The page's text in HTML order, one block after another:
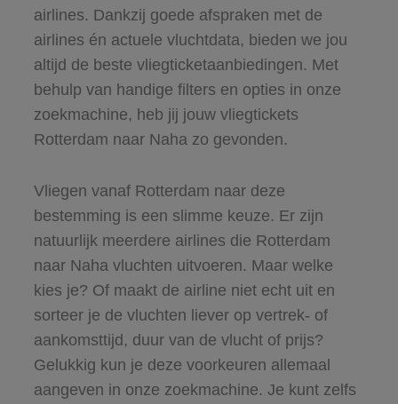
airlines. Dankzij goede afspraken met de
airlines én actuele vluchtdata, bieden we jou
altijd de beste vliegticketaanbiedingen. Met
behulp van handige filters en opties in onze
zoekmachine, heb jij jouw vliegtickets
Rotterdam naar Naha zo gevonden.
Vliegen vanaf Rotterdam naar deze
bestemming is een slimme keuze. Er zijn
natuurlijk meerdere airlines die Rotterdam
naar Naha vluchten uitvoeren. Maar welke
kies je? Of maakt de airline niet echt uit en
sorteer je de vluchten liever op vertrek- of
aankomsttijd, duur van de vlucht of prijs?
Gelukkig kun je deze voorkeuren allemaal
aangeven in onze zoekmachine. Je kunt zelfs